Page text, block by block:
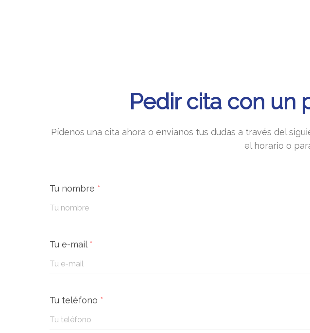
Pedir cita con un
Pídenos una cita ahora o envianos tus dudas a través del
el horario o
Tu nombre *
Tu e-mail *
Tu teléfono *